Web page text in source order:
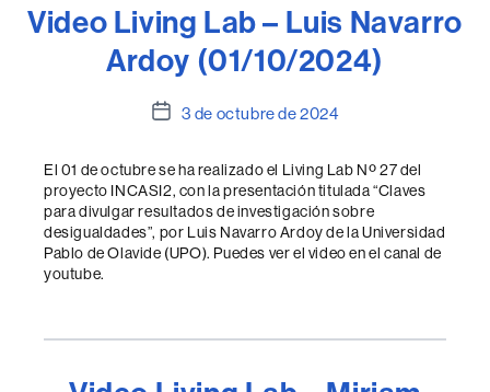
Video Living Lab – Luis Navarro
Ardoy (01/10/2024)
Fecha
entrada
3 de octubre de 2024
El 01 de octubre se ha realizado el Living Lab Nº 27 del
proyecto INCASI2, con la presentación titulada “Claves
para divulgar resultados de investigación sobre
desigualdades”, por Luis Navarro Ardoy de la Universidad
Pablo de Olavide (UPO). Puedes ver el video en el canal de
youtube.